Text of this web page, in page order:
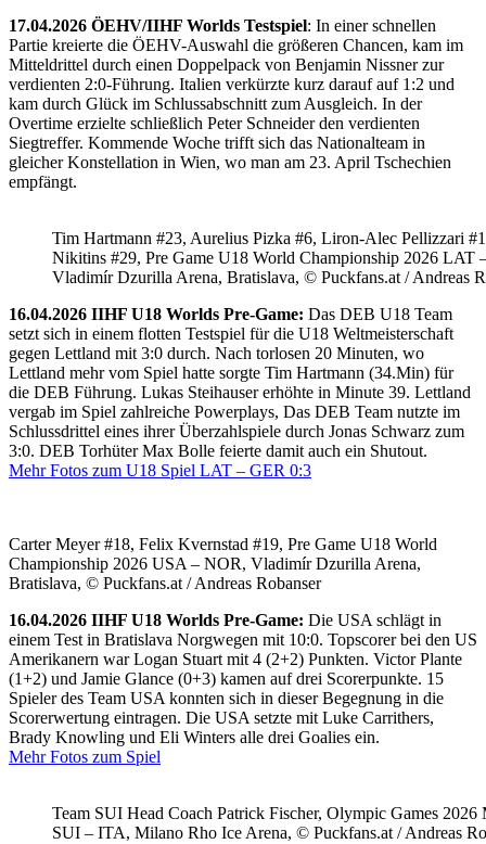
17.04.2026 ÖEHV/IIHF Worlds Testspiel: In einer schnellen
Partie kreierte die ÖEHV-Auswahl die größeren Chancen, kam im
Mitteldrittel durch einen Doppelpack von Benjamin Nissner zur
verdienten 2:0-Führung. Italien verkürzte kurz darauf auf 1:2 und
kam durch Glück im Schlussabschnitt zum Ausgleich. In der
Overtime erzielte schließlich Peter Schneider den verdienten
Siegtreffer. Kommende Woche trifft sich das Nationalteam in
gleicher Konstellation in Wien, wo man am 23. April Tschechien
empfängt.
Tim Hartmann #23, Aurelius Pizka #6, Liron-Alec Pellizzari
Nikitins #29, Pre Game U18 World Championship 2026 LAT
Vladimír Dzurilla Arena, Bratislava, © Puckfans.at / Andreas
16.04.2026 IIHF U18 Worlds Pre-Game: Das DEB U18 Team
setzt sich in einem flotten Testspiel für die U18 Weltmeisterschaft
gegen Lettland mit 3:0 durch. Nach torlosen 20 Minuten, wo
Lettland mehr vom Spiel hatte sorgte Tim Hartmann (34.Min) für
die DEB Führung. Lukas Steihauser erhöhte in Minute 39. Lettland
vergab im Spiel zahlreiche Powerplays, Das DEB Team nutzte im
Schlussdrittel eines ihrer Überzahlspiele durch Jonas Schwarz zum
3:0. DEB Torhüter Max Bolle feierte damit auch ein Shutout.
Mehr Fotos zum U18 Spiel LAT – GER 0:3
Carter Meyer #18, Felix Kvernstad #19, Pre Game U18 World
Championship 2026 USA – NOR, Vladimír Dzurilla Arena,
Bratislava, © Puckfans.at / Andreas Robanser
16.04.2026 IIHF U18 Worlds Pre-Game: Die USA schlägt in
einem Test in Bratislava Norgwegen mit 10:0. Topscorer bei den US
Amerikanern war Logan Stuart mit 4 (2+2) Punkten. Victor Plante
(1+2) und Jamie Glance (0+3) kamen auf drei Scorerpunkte. 15
Spieler des Team USA konnten sich in dieser Begegnung in die
Scorerwertung eintragen. Die USA setzte mit Luke Carrithers,
Brady Knowling und Eli Winters alle drei Goalies ein.
Mehr Fotos zum Spiel
Team SUI Head Coach Patrick Fischer, Olympic Games 2026
SUI – ITA, Milano Rho Ice Arena, © Puckfans.at / Andreas